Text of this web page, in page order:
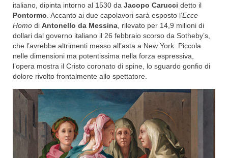
italiano, dipinta intorno al 1530 da Jacopo Carucci detto il
Pontormo. Accanto ai due capolavori sarà esposto l’Ecce
Homo di Antonello da Messina, rilevato per 14,9 milioni di
dollari dal governo italiano il 26 febbraio scorso da Sotheby’s,
che l’avrebbe altrimenti messo all’asta a New York. Piccola
nelle dimensioni ma potentissima nella forza espressiva,
l’opera mostra il Cristo coronato di spine, lo sguardo gonfio di
dolore rivolto frontalmente allo spettatore.